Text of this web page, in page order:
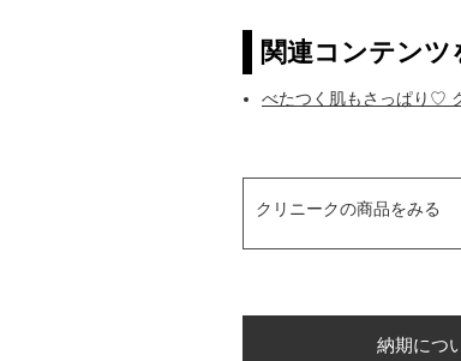
関連コンテンツ
べたつく肌もさっぱり♡
クリニークの商品をみる
納期につ